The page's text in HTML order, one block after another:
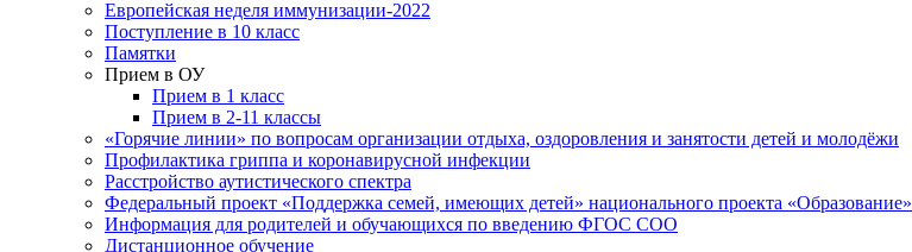
Европейская неделя иммунизации-2022
Поступление в 10 класс
Памятки
Прием в ОУ
Прием в 1 класс
Прием в 2-11 классы
«Горячие линии» по вопросам организации отдыха, оздоровления и занятости детей и молодёжи
Профилактика гриппа и коронавирусной инфекции
Расстройство аутистического спектра
Федеральный проект «Поддержка семей, имеющих детей» национального проекта «Образование»
Информация для родителей и обучающихся по введению ФГОС СОО
Дистанционное обучение